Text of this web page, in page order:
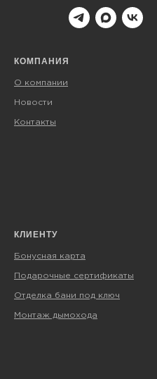
КОМПАНИЯ
О компании
Новости
Контакты
КЛИЕНТУ
Бонусная карта
Подарочные сертификаты
Отделка бани под ключ
Монтаж дымохода